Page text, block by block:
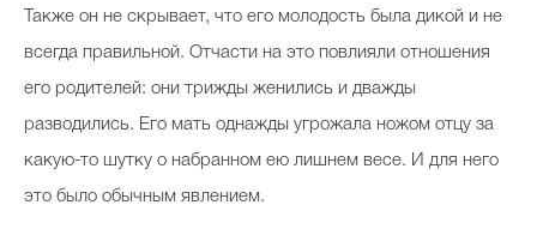
Также он не скрывает, что его молодость была дикой и не
всегда правильной. Отчасти на это повлияли отношения
его родителей: они трижды женились и дважды
разводились. Его мать однажды угрожала ножом отцу за
какую-то шутку о набранном ею лишнем весе. И для него
это было обычным явлением.